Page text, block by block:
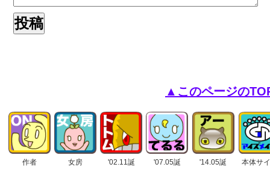
▲このページの
作者 女房 '02.11誕 '07.05誕 '14.05誕 本体サ